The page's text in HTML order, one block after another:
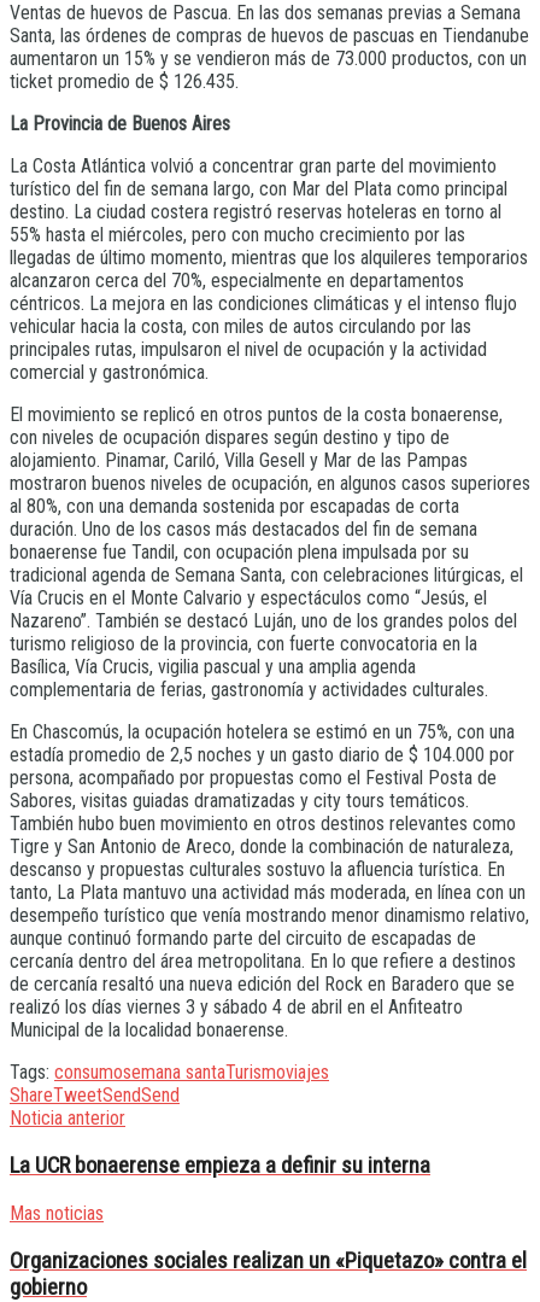
Ventas de huevos de Pascua. En las dos semanas previas a Semana
Santa, las órdenes de compras de huevos de pascuas en Tiendanube
aumentaron un 15% y se vendieron más de 73.000 productos, con un
ticket promedio de $ 126.435.
La Provincia de Buenos Aires
La Costa Atlántica volvió a concentrar gran parte del movimiento
turístico del fin de semana largo, con Mar del Plata como principal
destino. La ciudad costera registró reservas hoteleras en torno al
55% hasta el miércoles, pero con mucho crecimiento por las
llegadas de último momento, mientras que los alquileres temporarios
alcanzaron cerca del 70%, especialmente en departamentos
céntricos. La mejora en las condiciones climáticas y el intenso flujo
vehicular hacia la costa, con miles de autos circulando por las
principales rutas, impulsaron el nivel de ocupación y la actividad
comercial y gastronómica.
El movimiento se replicó en otros puntos de la costa bonaerense,
con niveles de ocupación dispares según destino y tipo de
alojamiento. Pinamar, Cariló, Villa Gesell y Mar de las Pampas
mostraron buenos niveles de ocupación, en algunos casos superiores
al 80%, con una demanda sostenida por escapadas de corta
duración. Uno de los casos más destacados del fin de semana
bonaerense fue Tandil, con ocupación plena impulsada por su
tradicional agenda de Semana Santa, con celebraciones litúrgicas, el
Vía Crucis en el Monte Calvario y espectáculos como “Jesús, el
Nazareno”. También se destacó Luján, uno de los grandes polos del
turismo religioso de la provincia, con fuerte convocatoria en la
Basílica, Vía Crucis, vigilia pascual y una amplia agenda
complementaria de ferias, gastronomía y actividades culturales.
En Chascomús, la ocupación hotelera se estimó en un 75%, con una
estadía promedio de 2,5 noches y un gasto diario de $ 104.000 por
persona, acompañado por propuestas como el Festival Posta de
Sabores, visitas guiadas dramatizadas y city tours temáticos.
También hubo buen movimiento en otros destinos relevantes como
Tigre y San Antonio de Areco, donde la combinación de naturaleza,
descanso y propuestas culturales sostuvo la afluencia turística. En
tanto, La Plata mantuvo una actividad más moderada, en línea con un
desempeño turístico que venía mostrando menor dinamismo relativo,
aunque continuó formando parte del circuito de escapadas de
cercanía dentro del área metropolitana. En lo que refiere a destinos
de cercanía resaltó una nueva edición del Rock en Baradero que se
realizó los días viernes 3 y sábado 4 de abril en el Anfiteatro
Municipal de la localidad bonaerense.
Tags: consumosemana santaTurismoviajes
ShareTweetSendSend
Noticia anterior
La UCR bonaerense empieza a definir su interna
Mas noticias
Organizaciones sociales realizan un «Piquetazo» contra el
gobierno